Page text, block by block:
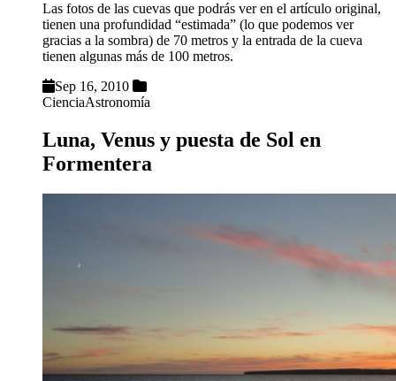
Las fotos de las cuevas que podrás ver en el artículo original,
tienen una profundidad “estimada” (lo que podemos ver
gracias a la sombra) de 70 metros y la entrada de la cueva
tienen algunas más de 100 metros.
Sep 16, 2010
CienciaAstronomía
Luna, Venus y puesta de Sol en
Formentera